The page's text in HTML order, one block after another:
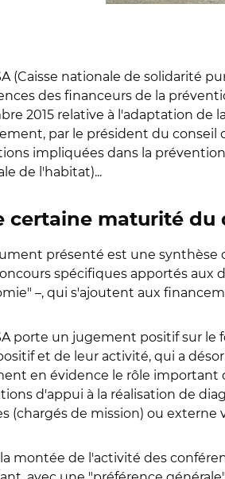
(Caisse nationale de solidarité
des financeurs de la
2015 relative à l'adaptation de
par le président du conseil
impliquées dans la
de l'habitat)...
certaine maturité du
présenté est une synthèse
spécifiques apportés aux
–, qui s'ajoutent aux
porte un jugement positif sur
et de leur activité, qui a
en évidence le rôle important
d'appui à la réalisation de
(chargés de mission) ou externe
la montée de l'activité des